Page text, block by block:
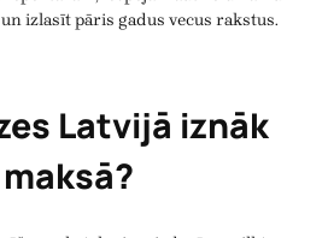
izlasīt pāris gadus vecus rakstus.
Latvijā iznāk